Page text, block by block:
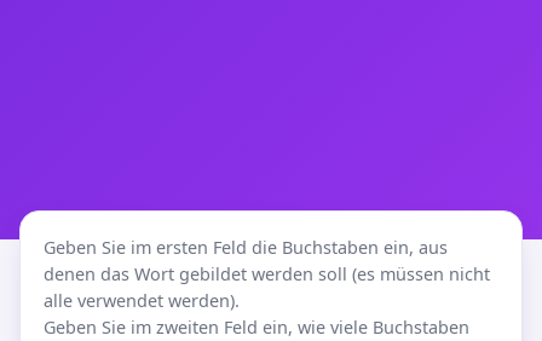
Geben Sie im ersten Feld die Buchstaben ein, aus
denen das Wort gebildet werden soll (es müssen nicht
alle verwendet werden).
Geben Sie im zweiten Feld ein, wie viele Buchstaben